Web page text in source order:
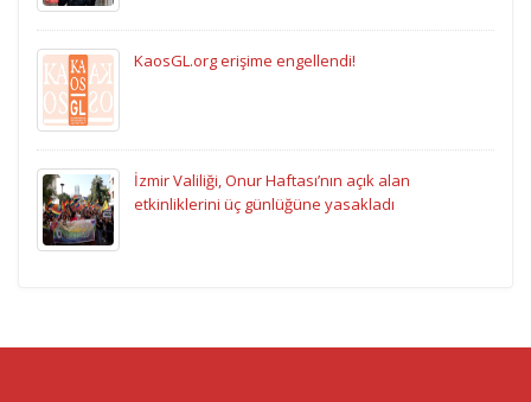
KaosGL.org erişime engellendi!
İzmir Valiliği, Onur Haftası’nın açık alan
etkinliklerini üç günlüğüne yasakladı